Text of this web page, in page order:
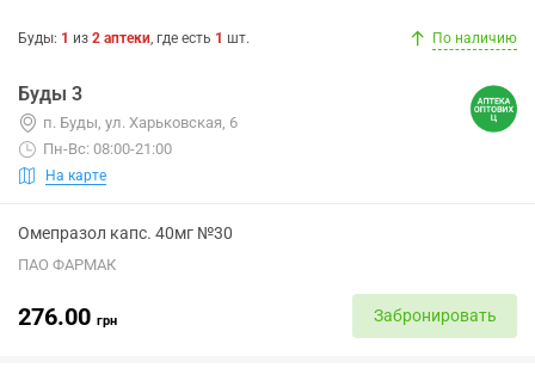
Буды: 1 из 2 аптеки, где есть 1 шт. По наличию
Буды 3
п. Буды, ул. Харьковская, 6
Пн-Вс: 08:00-21:00
На карте
Омепразол капс. 40мг №30
ПАО ФАРМАК
276.00 грн Забронировать